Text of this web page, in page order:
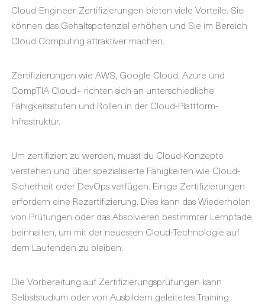
Cloud-Engineer-Zertifizierungen bieten viele Vorteile. Sie
können das Gehaltspotenzial erhöhen und Sie im Bereich
Cloud Computing attraktiver machen.
Zertifizierungen wie AWS, Google Cloud, Azure und
CompTIA Cloud+ richten sich an unterschiedliche
Fähigkeitsstufen und Rollen in der Cloud-Plattform-
Infrastruktur.
Um zertifiziert zu werden, musst du Cloud-Konzepte
verstehen und über spezialisierte Fähigkeiten wie Cloud-
Sicherheit oder DevOps verfügen. Einige Zertifizierungen
erfordern eine Rezertifizierung. Dies kann das Wiederholen
von Prüfungen oder das Absolvieren bestimmter Lernpfade
beinhalten, um mit der neuesten Cloud-Technologie auf
dem Laufenden zu bleiben.
Die Vorbereitung auf Zertifizierungsprüfungen kann
Selbststudium oder von Ausbildern geleitetes Training